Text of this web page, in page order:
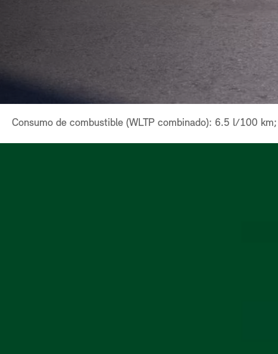
Consumo de combustible (WLTP combinado): 6.5 l/100